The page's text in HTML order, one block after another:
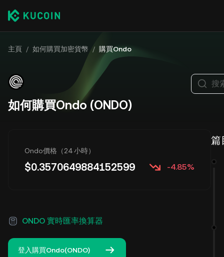
主頁 / 如何購買加密貨幣 / 購買Ondo
如何購買Ondo (ONDO)
Ondo價格（24 小時）
$0.3570649884152599 -4.85%
ONDO 實時匯率換算器
登入購買Ondo(ONDO)
搜
篇